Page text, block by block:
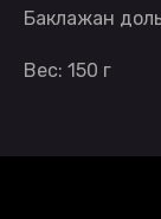
Баклажан
Вес: 150 г